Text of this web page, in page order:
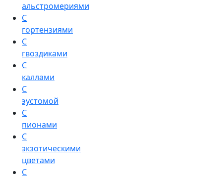
альстромериями
С
гортензиями
С
гвоздиками
С
каллами
С
эустомой
С
пионами
С
экзотическими
цветами
С